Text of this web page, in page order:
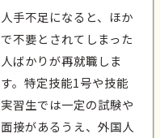
人手不足になると、ほか
で不要とされてしまった
人ばかりが再就職しま
す。特定技能1号や技能
実習生では一定の試験や
面接があるうえ、外国人